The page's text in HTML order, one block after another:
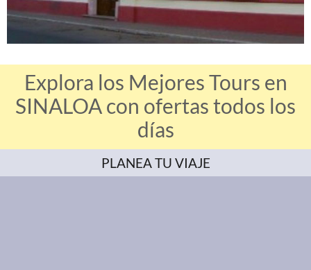
Explora los Mejores Tours en
SINALOA con ofertas todos los
días
PLANEA TU VIAJE